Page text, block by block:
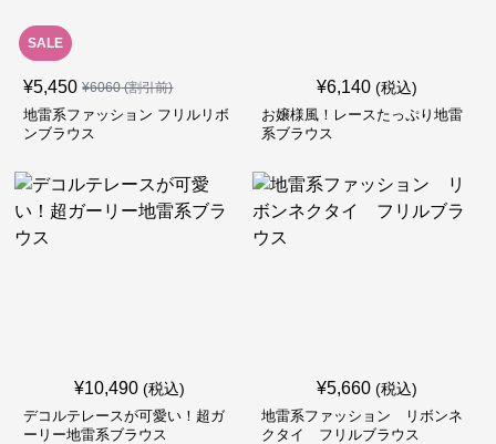
SALE
¥5,450 ¥6060(割引前)
地雷系ファッション フリルリボ
ンブラウス
¥6,140 (税込)
お嬢様風！レースたっぷり地雷
系ブラウス
¥10,490 (税込)
デコルテレースが可愛い！超ガ
ーリー地雷系ブラウス
¥5,660 (税込)
地雷系ファッション リボンネ
クタイ フリルブラウス